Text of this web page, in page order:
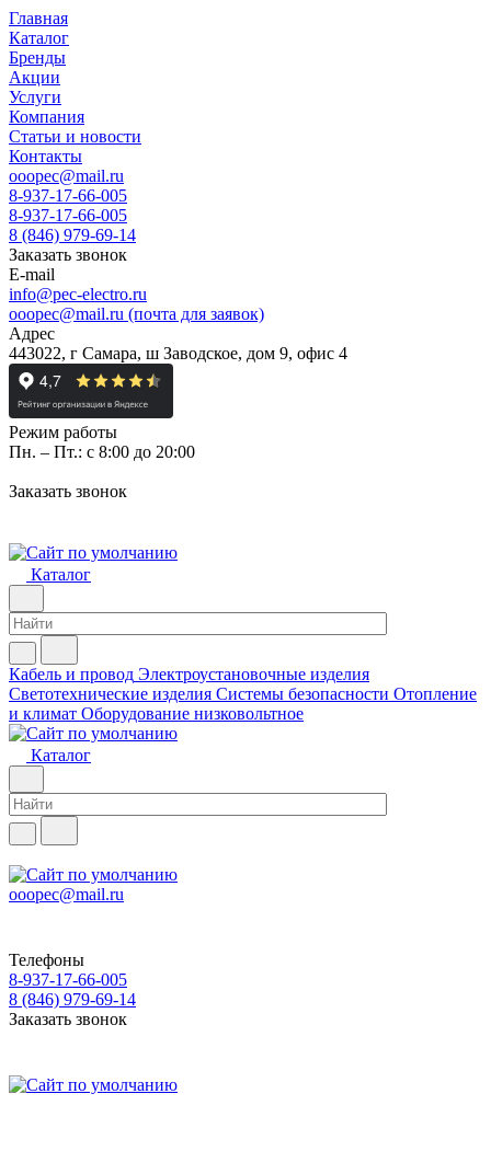
Главная
Каталог
Бренды
Акции
Услуги
Компания
Статьи и новости
Контакты
ooopec@mail.ru
8-937-17-66-005
8-937-17-66-005
8 (846) 979-69-14
Заказать звонок
E-mail
info@pec-electro.ru
ooopec@mail.ru (почта для заявок)
Адрес
443022, г Самара, ш Заводское, дом 9, офис 4
Режим работы
Пн. – Пт.: с 8:00 до 20:00
Заказать звонок
Каталог
Кабель и провод Электроустановочные изделия
Светотехнические изделия Системы безопасности Отопление
и климат Оборудование низковольтное
Каталог
ooopec@mail.ru
Телефоны
8-937-17-66-005
8 (846) 979-69-14
Заказать звонок